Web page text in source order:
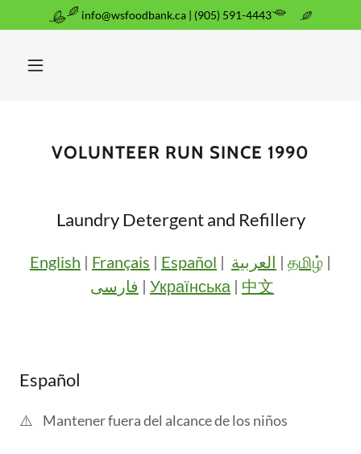
info@wsfoodbank.ca | (905) 591-4443
VOLUNTEER RUN SINCE 1990
Laundry Detergent and Refillery
English | Français | Español | العربية | தமிழ் |
فارسی | Українська | 中文
Español
⚠️ Mantener fuera del alcance de los niños